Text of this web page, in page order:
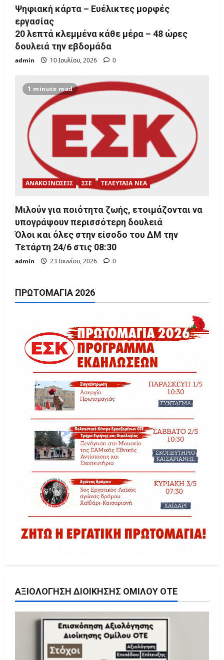
Ψηφιακή κάρτα – Ευέλικτες μορφές
εργασίας
20 λεπτά κλεμμένα κάθε μέρα – 48 ώρες
δουλειά την εβδομάδα
admin 10 Ιουλίου, 2026 0
1 minute read
ΑΝΑΚΟΙΝΩΣΕΙΣ ΣΣΕ ΤΕΛΕΥΤΑΙΑ ΝΕΑ
Μιλούν για ποιότητα ζωής, ετοιμάζονται να
υπογράψουν περισσότερη δουλειά
Όλοι και όλες στην είσοδο του ΔΜ την
Τετάρτη 24/6 στις 08:30
admin 23 Ιουνίου, 2026 0
ΠΡΩΤΟΜΑΓΙΆ 2026
ΑΞΙΟΛΌΓΗΣΗ ΔΙΟΊΚΗΣΗΣ ΟΜΊΛΟΥ ΟΤΕ